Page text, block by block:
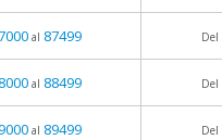
al 87499 Del
al 88499 Del
al 89499 Del